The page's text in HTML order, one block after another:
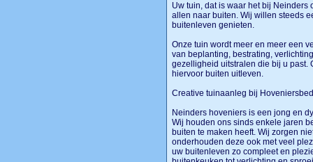
Uw tuin, dat is waar het bij Neinders
allen naar buiten. Wij willen steeds
buitenleven genieten.
Onze tuin wordt meer en meer een
van beplanting, bestrating,
gezelligheid uitstralen die bij u past.
hiervoor buiten uitleven.
Creative tuinaanleg bij
Neinders hoveniers is een jong en
Wij houden ons sinds enkele jaren
buiten te maken heeft. Wij zorgen
onderhouden deze ook met veel
uw buitenleven zo compleet en